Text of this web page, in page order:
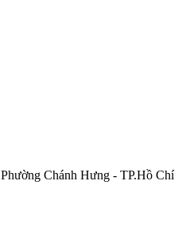
Phường Chánh Hưng - TP.Hồ Chí